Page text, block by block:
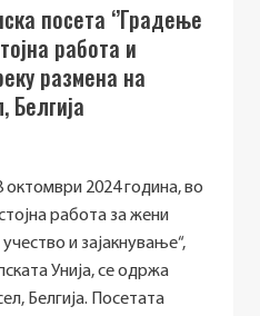
посета ‘’Градење
работа и
размена на
Белгија
2024 година, во
работа за жени
и зајакнување“,
Унија, се одржа
Белгија. Посетата